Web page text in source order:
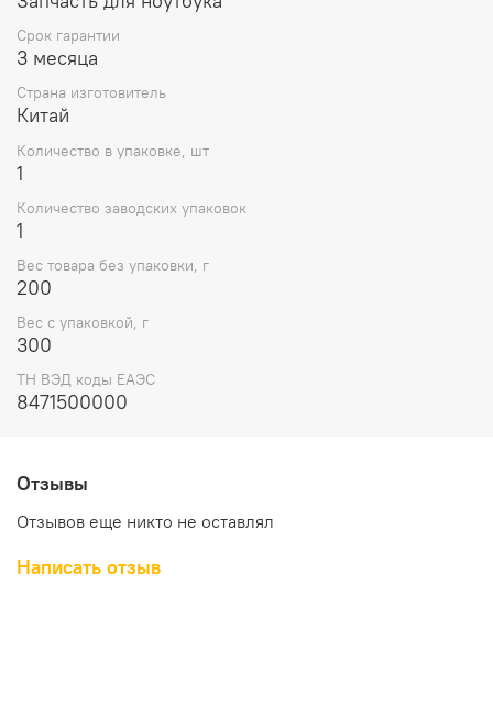
Срок гарантии
3 месяца
Страна изготовитель
Китай
Количество в упаковке, шт
1
Количество заводских упаковок
1
Вес товара без упаковки, г
200
Вес с упаковкой, г
300
ТН ВЭД коды ЕАЭС
8471500000
Отзывы
Отзывов еще никто не оставлял
Написать отзыв